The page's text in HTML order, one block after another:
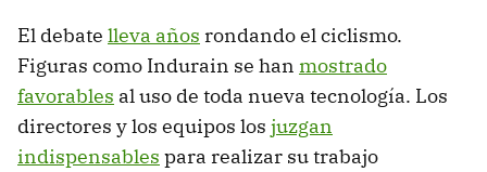
El debate lleva años rondando el ciclismo.
Figuras como Indurain se han mostrado
favorables al uso de toda nueva tecnología. Los
directores y los equipos los juzgan
indispensables para realizar su trabajo